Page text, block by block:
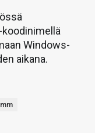
Windows-
aikana.